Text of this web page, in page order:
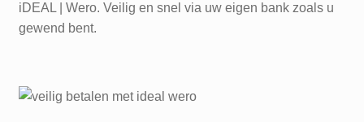
iDEAL | Wero. Veilig en snel via uw eigen bank zoals u
gewend bent.